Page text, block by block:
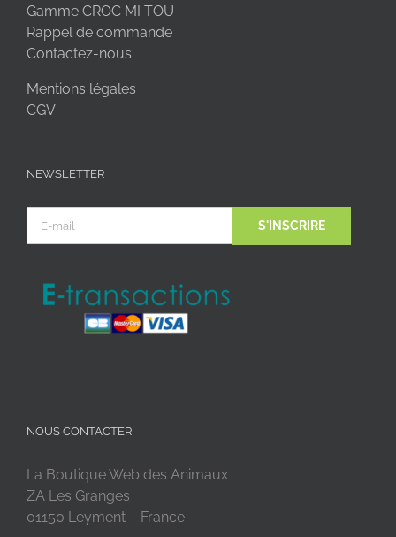
Gamme CROC MI TOU
Rappel de commande
Contactez-nous
Mentions légales
CGV
NEWSLETTER
NOUS CONTACTER
La Boutique Web des Animaux
ZA Les Granges
01150 Leyment – France